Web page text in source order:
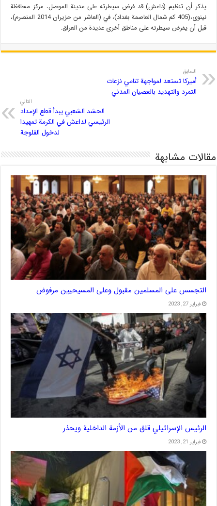
يذكر أن تنظيم (داعش) قد فرض سيطرته على مدينة الموصل، مركز محافظة
نينوى،(405 كم شمال العاصمة بغداد)، في (العاشر من حزيران 2014 المنصرم)،
قبل أن يفرض سيطرته على مناطق أخرى عديدة من العراق.
السابق
أميركا تستعد لمواجهة تنامي نزعات
التمرد والتهديد بالعصيان المدني
التالي
الحشد الشعبي يبدأ قطع الإمداد
الرئيسي لداعش في الكرمة تمهيدا
لدخول الفلوجة
مقالات مشابهة
التجسس على المسلمين مقبول وعلى المسيحيين مرفوض
فبراير 27, 2023
الرئيس الإسرائيلي قلق من الأزمة الداخلية ويحذر
فبراير 21, 2023